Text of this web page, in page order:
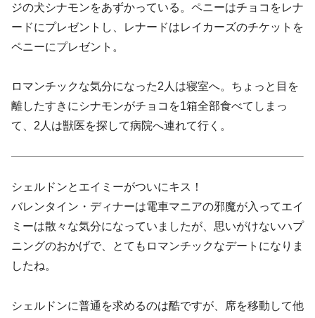
ジの犬シナモンをあずかっている。ペニーはチョコをレナ
ードにプレゼントし、レナードはレイカーズのチケットを
ペニーにプレゼント。
ロマンチックな気分になった2人は寝室へ。ちょっと目を
離したすきにシナモンがチョコを1箱全部食べてしまっ
て、2人は獣医を探して病院へ連れて行く。
シェルドンとエイミーがついにキス！
バレンタイン・ディナーは電車マニアの邪魔が入ってエイ
ミーは散々な気分になっていましたが、思いがけないハプ
ニングのおかげで、とてもロマンチックなデートになりま
したね。
シェルドンに普通を求めるのは酷ですが、席を移動して他